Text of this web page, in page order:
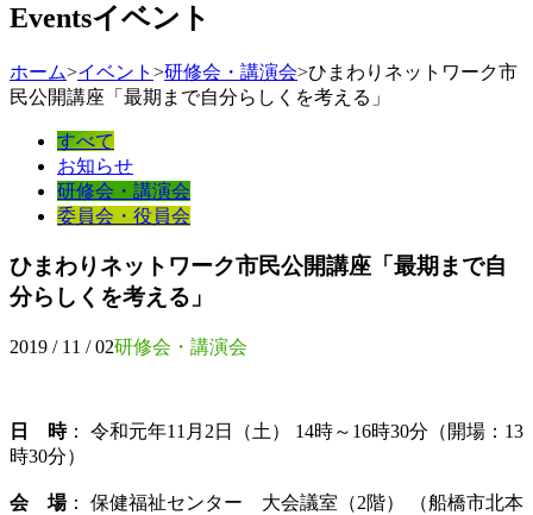
Eventsイベント
ホーム>イベント >研修会・講演会>ひまわりネットワーク市
民公開講座「最期まで自分らしくを考える」
すべて
お知らせ
研修会・講演会
委員会・役員会
ひまわりネットワーク市民公開講座「最期まで自
分らしくを考える」
2019 / 11 / 02研修会・講演会
日 時： 令和元年11月2日（土） 14時～16時30分（開場：13
時30分）
会 場： 保健福祉センター 大会議室（2階） （船橋市北本